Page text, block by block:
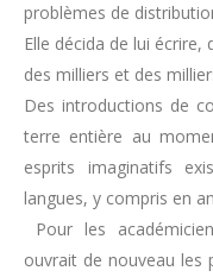
problèmes de
Elle décida de lui
des milliers et des
Des introductions de
terre entière au
esprits imaginatifs
langues, y compris en
Pour les
ouvrait de nouveau les